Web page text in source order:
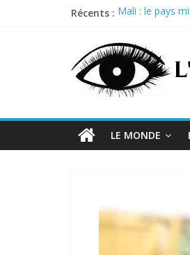
Récents : Mali : le pays
Nigeria :
Guinée :
États-Unis :
LE MONDE